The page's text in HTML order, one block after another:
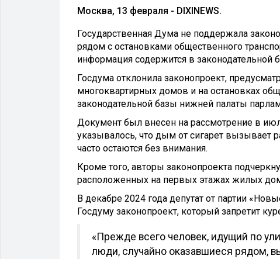
Москва, 13 февраля - DIXINEWS.
Государственная Дума не поддержала
рядом с остановками общественного
информация содержится в законодательной
Госдума отклонила законопроект,
многоквартирных домов и на остановках
законодательной базы нижней палаты
Документ был внесен на рассмотрение в
указывалось, что дым от сигарет вызывает
часто остаются без внимания.
Кроме того, авторы законопроекта
расположенных на первых этажах жилых
В декабре 2024 года депутат от партии
Госдуму законопроект, который запретит
«Прежде всего человек, идущий по
люди, случайно оказавшиеся рядом,